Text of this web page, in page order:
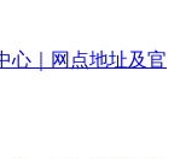
心｜网点地址及官